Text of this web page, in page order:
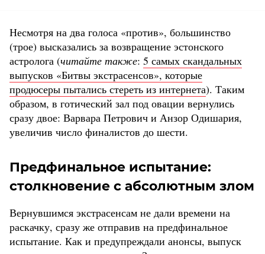
Несмотря на два голоса «против», большинство
(трое) высказались за возвращение эстонского
астролога (читайте также: 5 самых скандальных
выпусков «Битвы экстрасенсов», которые
продюсеры пытались стереть из интернета). Таким
образом, в готический зал под овации вернулись
сразу двое: Варвара Петрович и Анзор Одишария,
увеличив число финалистов до шести.
Предфинальное испытание:
столкновение с абсолютным злом
Вернувшимся экстрасенсам не дали времени на
раскачку, сразу же отправив на предфинальное
испытание. Как и предупреждали анонсы, выпуск